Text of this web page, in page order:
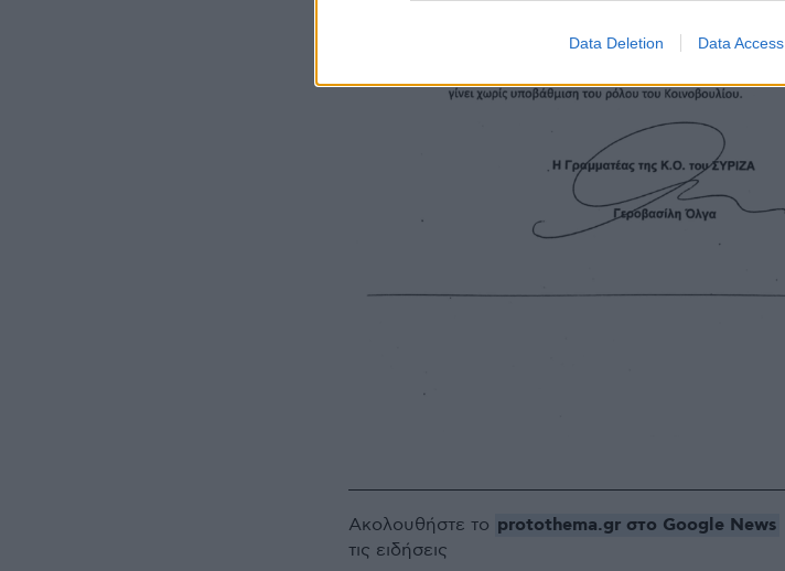
Data Deletion Data Access
Ακολουθήστε το protothema.gr στο Google News
τις ειδήσεις